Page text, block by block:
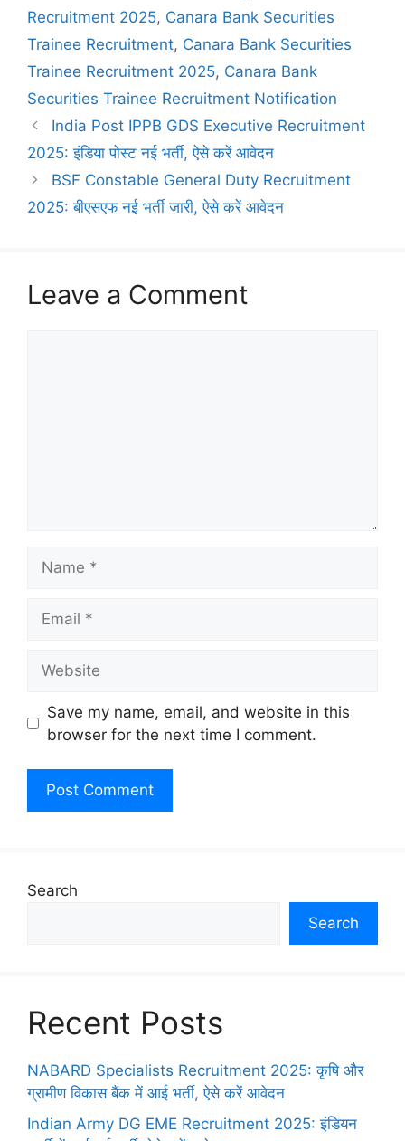
Recruitment 2025, Canara Bank Securities
Trainee Recruitment, Canara Bank Securities
Trainee Recruitment 2025, Canara Bank
Securities Trainee Recruitment Notification
India Post IPPB GDS Executive Recruitment
2025: इंडिया पोस्ट नई भर्ती, ऐसे करें आवेदन
BSF Constable General Duty Recruitment
2025: बीएसएफ नई भर्ती जारी, ऐसे करें आवेदन
Leave a Comment
Save my name, email, and website in this
browser for the next time I comment.
Search
Search
Recent Posts
NABARD Specialists Recruitment 2025: कृषि और
ग्रामीण विकास बैंक में आई भर्ती, ऐसे करें आवेदन
Indian Army DG EME Recruitment 2025: इंडियन